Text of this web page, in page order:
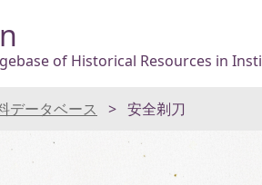
of Historical Resources in
データベース 安全剃刀